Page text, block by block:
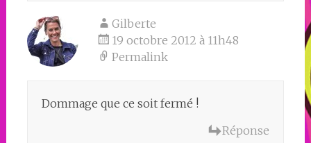
Gilberte
19 octobre 2012 à 11h48
Permalink
Dommage que ce soit fermé !
Réponse